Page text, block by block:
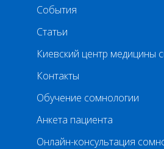
События
Статьи
Киевский центр медицины
Контакты
Обучение сомнологии
Анкета пациента
Онлайн-консультация